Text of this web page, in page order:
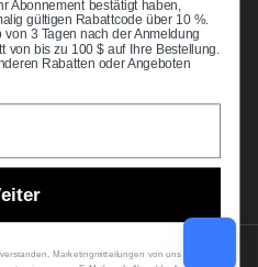
.
Abonnement bestätigt haben,
gültigen Rabattcode über 10 %.
3 Tagen nach der Anmeldung
bis zu 100 $ auf Ihre Bestellung.
Rabatten oder Angeboten
Marketingmitteilungen von uns zu